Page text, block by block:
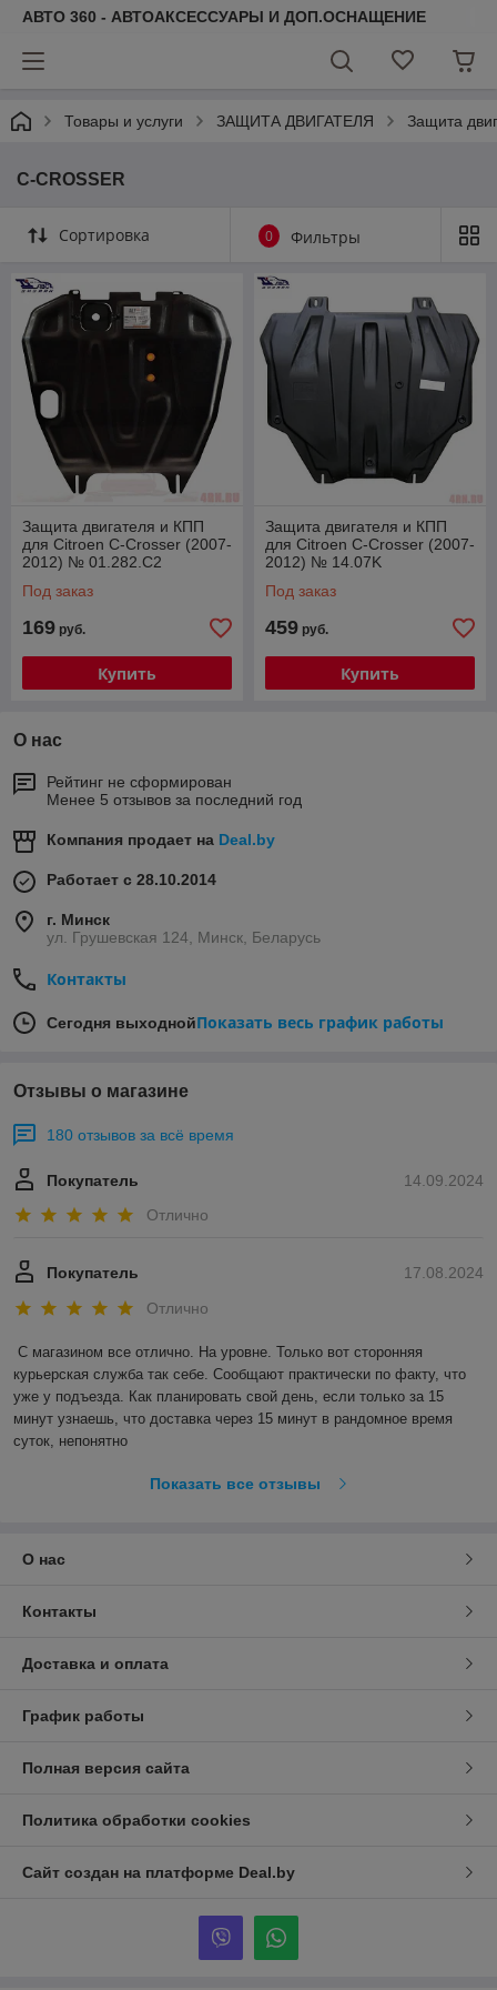
АВТО 360 - АВТОАКСЕССУАРЫ И ДОП.ОСНАЩЕНИЕ
Товары и услуги ЗАЩИТА ДВИГАТЕЛЯ Защита
C-CROSSER
Сортировка 0 Фильтры
Защита двигателя и КПП
для Citroen C-Crosser (2007-
2012) № 01.282.C2
Под заказ
169 руб.
Купить
Защита двигателя и КПП
для Citroen C-Crosser (2007-
2012) № 14.07K
Под заказ
459 руб.
Купить
О нас
Рейтинг не сформирован
Менее 5 отзывов за последний год
Компания продает на Deal.by
Работает с 28.10.2014
г. Минск
ул. Грушевская 124, Минск, Беларусь
Контакты
Сегодня выходнойПоказать весь график работы
Отзывы о магазине
180 отзывов за всё время
14.09.2024
Покупатель
Отлично
17.08.2024
Покупатель
Отлично
С магазином все отлично. На уровне. Только вот сторонняя
курьерская служба так себе. Сообщают практически по факту, что
уже у подъезда. Как планировать свой день, если только за 15
минут узнаешь, что доставка через 15 минут в рандомное время
суток, непонятно
Показать все отзывы
О нас
Контакты
Доставка и оплата
График работы
Полная версия сайта
Политика обработки cookies
Сайт создан на платформе Deal.by